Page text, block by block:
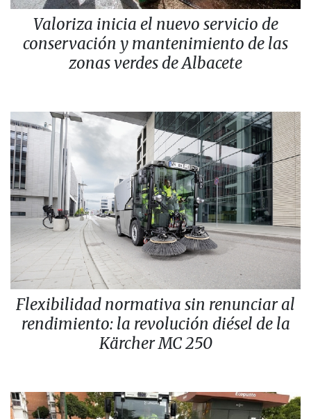
Valoriza inicia el nuevo servicio de
conservación y mantenimiento de las
zonas verdes de Albacete
Flexibilidad normativa sin renunciar al
rendimiento: la revolución diésel de la
Kärcher MC 250